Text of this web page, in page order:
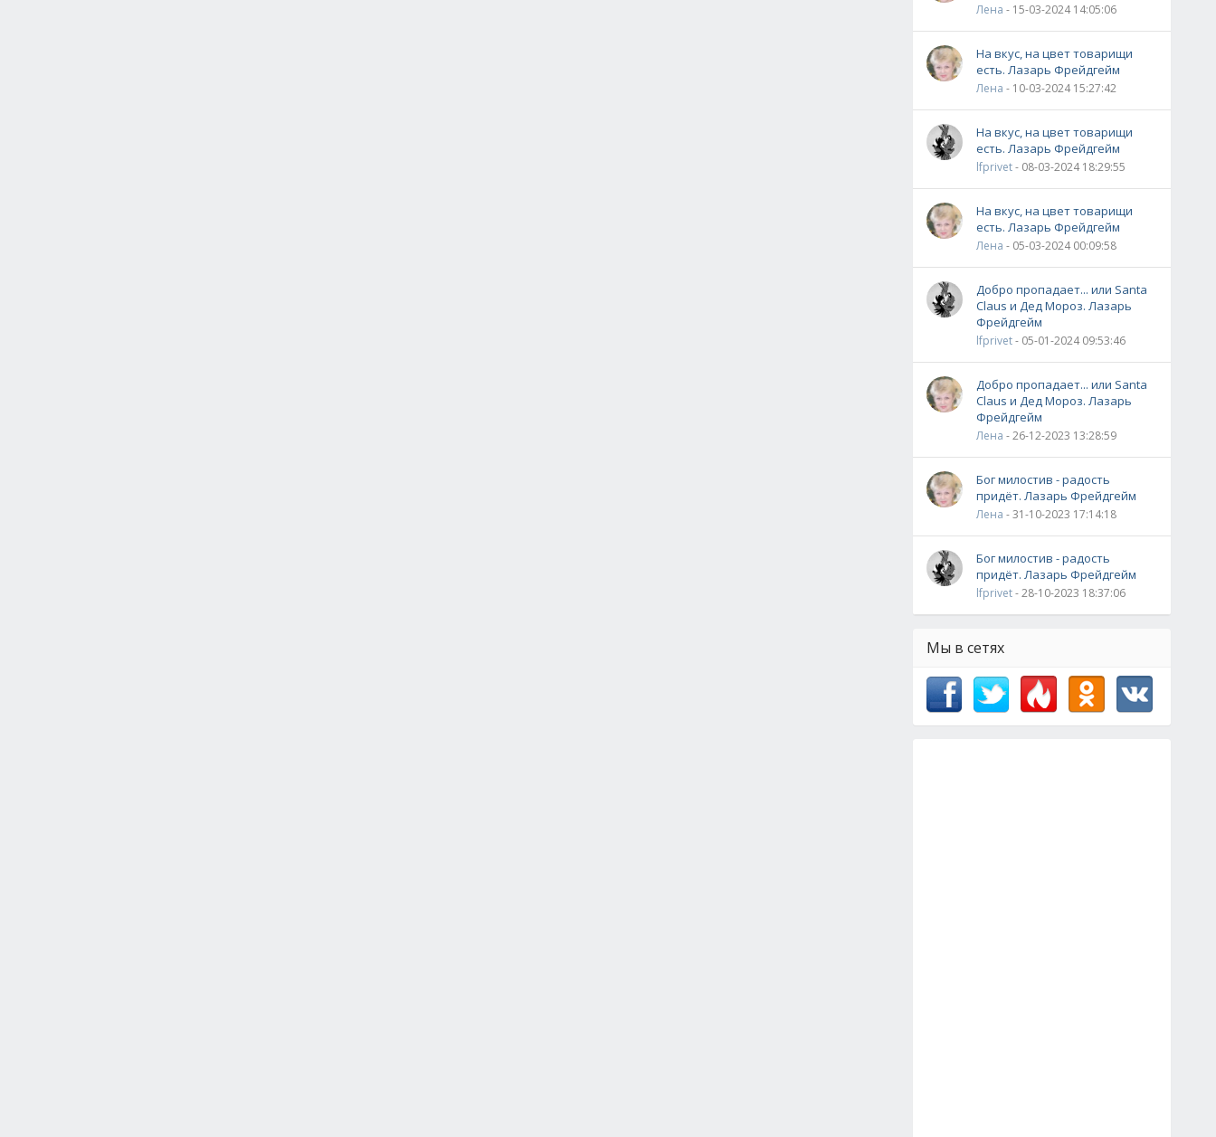
Лена - 15-03-2024 14:05:06
На вкус, на цвет товарищи
есть. Лазарь Фрейдгейм
Лена - 10-03-2024 15:27:42
На вкус, на цвет товарищи
есть. Лазарь Фрейдгейм
lfprivet- 08-03-2024 18:29:55
На вкус, на цвет товарищи
есть. Лазарь Фрейдгейм
Лена - 05-03-2024 00:09:58
Добро пропадает... или Santa
Claus и Дед Мороз. Лазарь
Фрейдгейм
lfprivet- 05-01-2024 09:53:46
Добро пропадает... или Santa
Claus и Дед Мороз. Лазарь
Фрейдгейм
Лена - 26-12-2023 13:28:59
Бог милостив - радость
придёт. Лазарь Фрейдгейм
Лена - 31-10-2023 17:14:18
Бог милостив - радость
придёт. Лазарь Фрейдгейм
lfprivet- 28-10-2023 18:37:06
Мы в сетях